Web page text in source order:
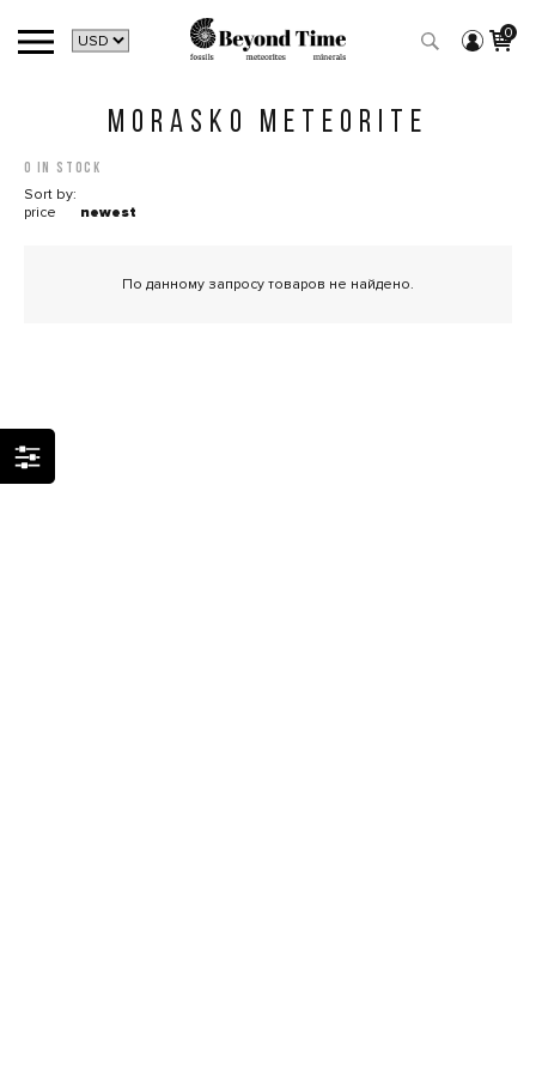
0
MORASKO METEORITE
0 in stock
Sort by:
price
newest
По данному запросу товаров не найдено.